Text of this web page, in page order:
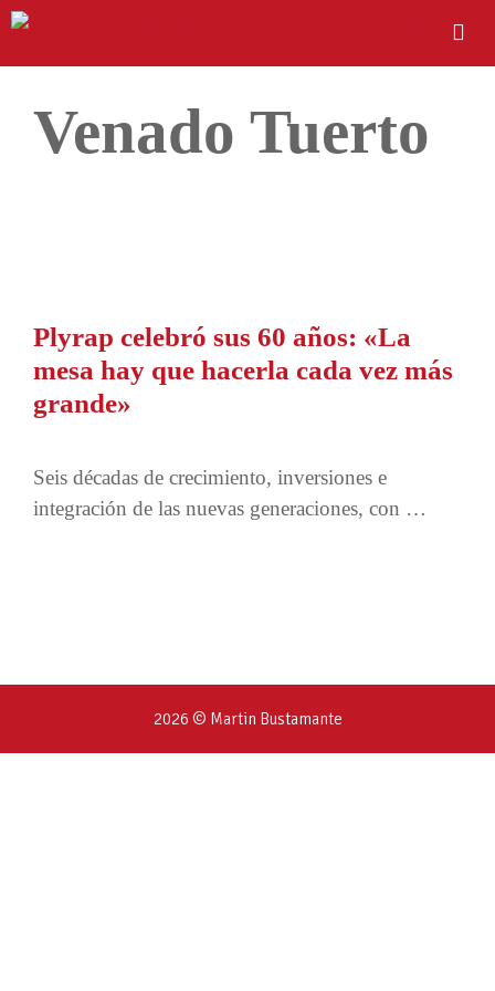
Venado Tuerto
Plyrap celebró sus 60 años: «La
mesa hay que hacerla cada vez más
grande»
Seis décadas de crecimiento, inversiones e
integración de las nuevas generaciones, con …
2026 © Martin Bustamante